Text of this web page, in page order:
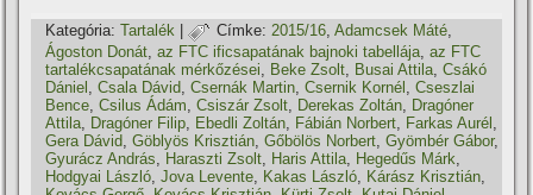
Kategória: Tartalék | Címke: 2015/16,Adamcsek Máté,
Ágoston Donát ,az FTC ificsapatának bajnoki tabellája ,az FTC
tartalékcsapatának mérkőzései
Beke Zsolt Busai Attila ,Csákó
Dániel
,Csala Dávid ,Csernák Martin ,Csernik Kornél ,Cseszlai
Bence ,Csilus Ádám ,Csiszár Zsolt Derekas Zoltán
Dragóner
Attila
Dragóner Filip Ebedli Zoltán Fábián Norbert Farkas Aurél
Gera Dávid ,Göblyös Krisztián ,Gőbölös Norbert ,Gyömbér Gábor,
Gyurácz András
Haraszti Zsolt Haris Attila Hegedűs Márk
Hodgyai László ,Jova Levente Kakas László Kárász Krisztián